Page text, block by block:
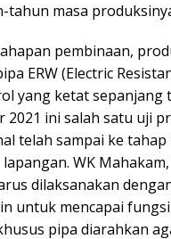
tahun masa
pembinaan,
ERW (Electric
yang ketat sepanjang
2021 ini salah satu uji
telah sampai ke tahap
WK
dilaksanakan
untuk mencapai
pipa diarahkan